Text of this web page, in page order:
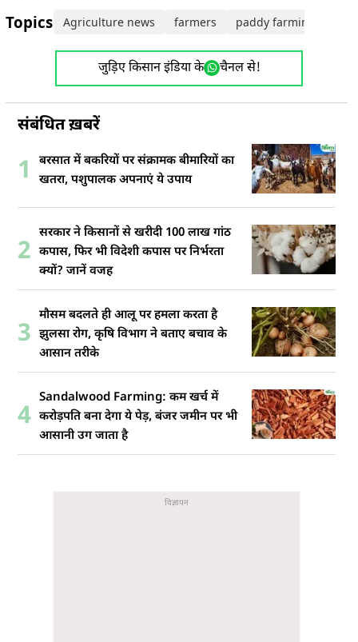
Topics: Agriculture news farmers paddy farming
जुड़िए किसान इंडिया के चैनल से!
संबंधित ख़बरें
1
बरसात में बकरियों पर संक्रामक बीमारियों का
खतरा, पशुपालक अपनाएं ये उपाय
2
सरकार ने किसानों से खरीदी 100 लाख गांठ
कपास, फिर भी विदेशी कपास पर निर्भरता
क्यों? जानें वजह
3
मौसम बदलते ही आलू पर हमला करता है
झुलसा रोग, कृषि विभाग ने बताए बचाव के
आसान तरीके
4
Sandalwood Farming: कम खर्च में
करोड़पति बना देगा ये पेड़, बंजर जमीन पर भी
आसानी उग जाता है